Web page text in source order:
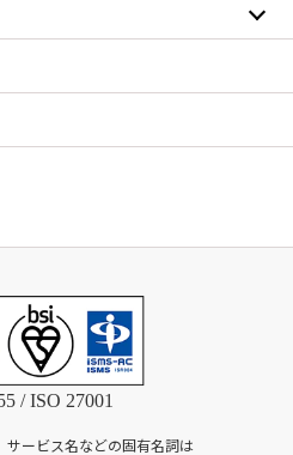
/ ISO 27001
サービス名などの固有名詞は